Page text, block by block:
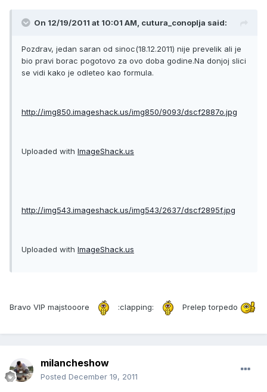
On 12/19/2011 at 10:01 AM, cutura_conoplja said:
Pozdrav, jedan saran od sinoc(18.12.2011) nije prevelik ali je
bio pravi borac pogotovo za ovo doba godine.Na donjoj slici
se vidi kako je odleteo kao formula.
http://img850.imageshack.us/img850/9093/dscf2887o.jpg
Uploaded with ImageShack.us
http://img543.imageshack.us/img543/2637/dscf2895f.jpg
Uploaded with ImageShack.us
Bravo VIP majstooore :clapping: Prelep torpedo
milancheshow
Posted December 19, 2011